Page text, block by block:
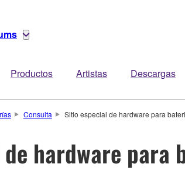
Productos Artistas Descargas
Consulta Sitio especial de hardware para
hardware para